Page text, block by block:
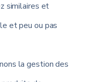
similaires et
et peu ou pas
la gestion des